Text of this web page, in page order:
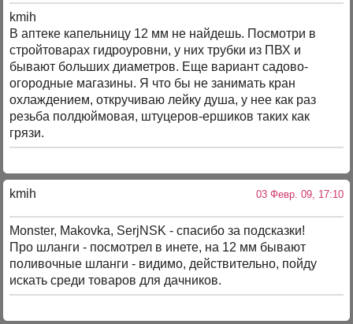
kmih
В аптеке капельницу 12 мм не найдешь. Посмотри в
стройтоварах гидроуровни, у них трубки из ПВХ и
бывают больших диаметров. Еще вариант садово-
огородные магазины. Я что бы не занимать кран
охлаждением, откручиваю лейку душа, у нее как раз
резьба полдюймовая, штуцеров-ершиков таких как
грязи.
kmih 03 Февр. 09, 17:10
Monster, Makovka, SerjNSK - спасибо за подсказки!
Про шланги - посмотрел в инете, на 12 мм бывают
поливочные шланги - видимо, действительно, пойду
искать среди товаров для дачников.